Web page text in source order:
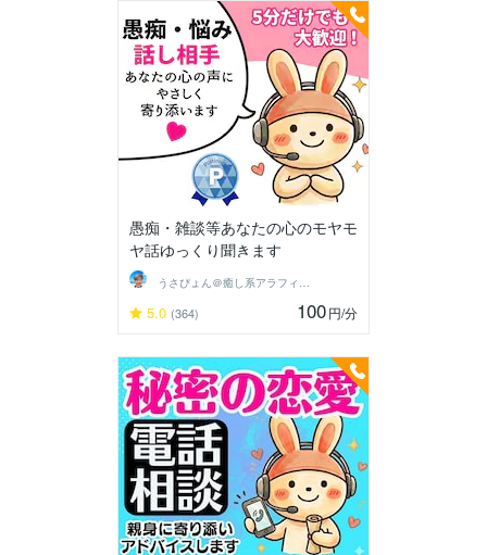
愚痴・雑談等あなたの心のモヤモ
ヤ話ゆっくり聞きます
うさぴょん＠癒し系アラフィフ心寄り添い人
5.0 (364) 100円/分